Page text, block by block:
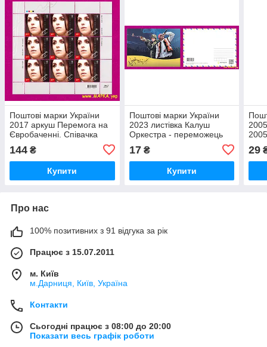
Поштові марки України
2017 аркуш Перемога на
Євробаченні. Співачка
144 ₴
Купити
Поштові марки України
2023 листівка Калуш
Оркестра - переможець
17₴
Купити
29
Про нас
100% позитивних з 91 відгука за рік
Працює з 15.07.2011
м. Київ
м.Дарниця, Київ, Україна
Контакти
Сьогодні працює з 08:00 до 20:00
Показати весь графік роботи